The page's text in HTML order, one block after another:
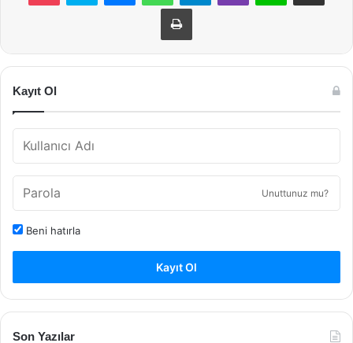
Yazdır
Kayıt Ol
Unuttunuz mu?
Beni hatırla
Kayıt Ol
Son Yazılar